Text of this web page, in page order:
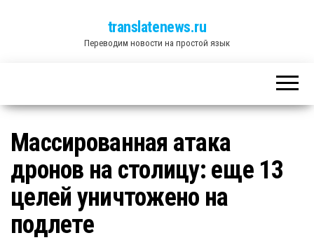
translatenews.ru
Переводим новости на простой язык
Массированная атака
дронов на столицу: еще 13
целей уничтожено на
подлете